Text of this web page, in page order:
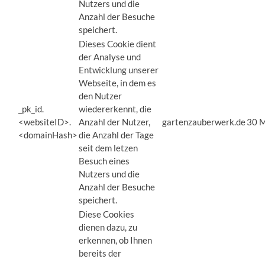
Nutzers und die
Anzahl der Besuche
speichert.
_pk_id.
<websiteID>.
<domainHash>
Dieses Cookie dient
der Analyse und
Entwicklung unserer
Webseite, in dem es
den Nutzer
wiedererkennt, die
Anzahl der Nutzer,
die Anzahl der Tage
seit dem letzen
Besuch eines
Nutzers und die
Anzahl der Besuche
speichert.
gartenzauberwerk.de30
Diese Cookies
dienen dazu, zu
erkennen, ob Ihnen
bereits der